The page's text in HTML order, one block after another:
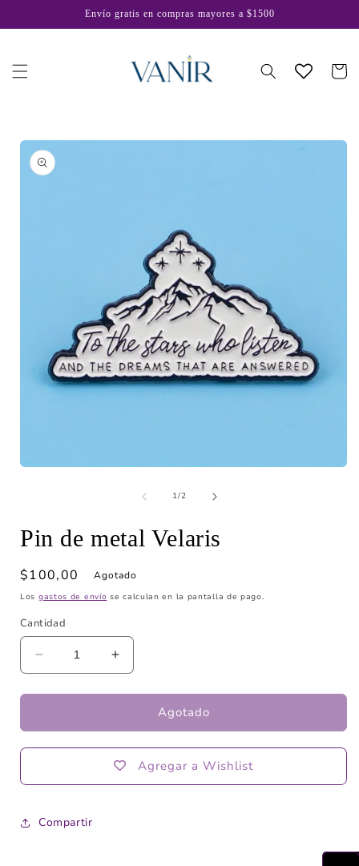
directamente
al contenido
Envío gratis en compras mayores a $1500
Carrito
directamente
información
una
ventana
1/de
2
Pin de metal Velaris
Precio
habitual
$100,00 Agotado
Los gastos de envío se calculan en la pantalla de pago.
Cantidad
Reducir
cantidad
para
de
metal
Aumentar
cantidad
para
de
metal
Velaris
Agotado
Agregar a Wishlist
Compartir